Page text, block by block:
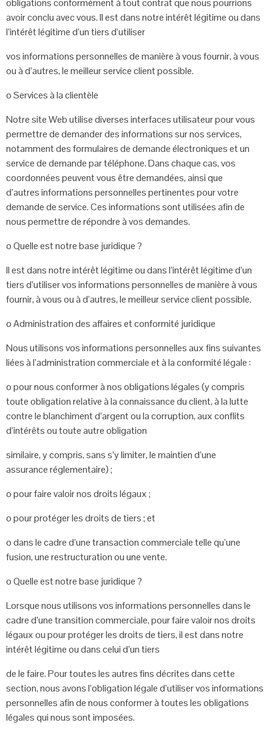
obligationsconformément à tout contrat que nous pourrions
avoir conclu avec vous. Ilest dans notre intérêt légitime ou dans
l’intérêt légitime d’un tiers d’utiliser
vos informations personnelles de manière à vous fournir, à vous
ou àd’autres, le meilleur service client possible.
oServices à la clientèle
Notre site Web utilise diverses interfaces utilisateur pour vous
permettre dedemander des informations sur nos services,
notamment des formulaires dedemande électroniques et un
service de demande par téléphone. Dans chaquecas, vos
coordonnées peuvent vous être demandées, ainsi que
d’autresinformations personnelles pertinentes pour votre
demande de service. Cesinformations sont utilisées afin de
nous permettre de répondre à vos demandes.
o Quelle est notre base juridique ?
Il est dans notre intérêt légitime ou dans l’intérêt légitime d’un
tiers d’utiliservos informations personnelles de manière à vous
fournir, à vous ou àd’autres, le meilleur service client possible.
oAdministration des affaires et conformité juridique
Nous utilisons vos informations personnelles aux fins suivantes
liées àl’administration commerciale et à la conformité légale :
o pour nous conformer à nos obligations légales (y compris
toute obligationrelative à la connaissance du client, à la lutte
contre le blanchimentd’argent ou la corruption, aux conflits
d’intérêts ou toute autre obligation
similaire, y compris, sans s’y limiter, le maintien d’une
assuranceréglementaire) ;
o pour faire valoir nos droits légaux ;
o pour protéger les droits de tiers ; et
o dans le cadre d’une transaction commerciale telle qu’une
fusion, unerestructuration ou une vente.
o Quelle est notre base juridique ?
Lorsque nous utilisons vos informations personnelles dans le
cadre d’unetransition commerciale, pour faire valoir nos droits
légaux ou pour protégerles droits de tiers, il est dans notre
intérêt légitime ou dans celui d’un tiers
de le faire. Pour toutes les autres fins décrites dans cette
section, nousavons l’obligation légale d’utiliser vos informations
personnelles afin denous conformer à toutes les obligations
légales qui nous sont imposées.